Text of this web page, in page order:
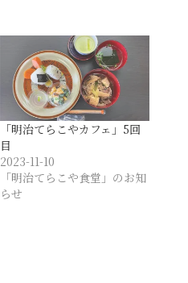
「明治てらこやカフェ」5回
目
2023-11-10
「明治てらこや食堂」のお知
らせ